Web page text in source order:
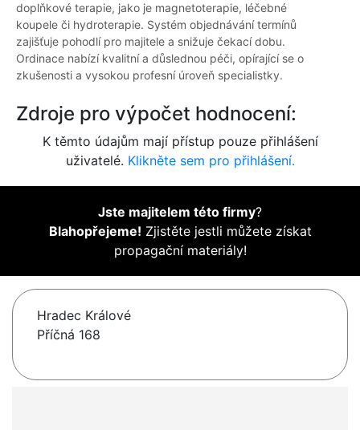
doplňkové terapie, jako je magnetoterapie, léčebné
koupele či hydroterapie. Systém objednávání termínů
zajišťuje pohodlí pro majitele a snižuje čekací dobu.
Ordinace nabízí kvalitní a důslednou péči, opírající se o
zkušenosti a vysokou profesní úroveň specialistky.
Zdroje pro výpočet hodnocení:
K těmto údajům mají přístup pouze přihlášení
uživatelé. Klikněte sem pro přihlášení.
Jste majitelem této firmy?
Blahopřejeme! Zjistěte jestli můžete získat
propagační materiály!
Hradec Králové
Příčná 168